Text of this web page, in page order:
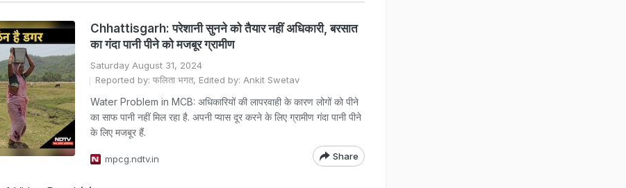
Chhattisgarh: परेशानी सुनने को तैयार नहीं अधिकारी, बरसात
का गंदा पानी पीने को मजबूर ग्रामीण
Saturday August 31, 2024
Reported by: फलिता भगत, Edited by: Ankit Swetav
Water Problem in MCB: अधिकारियों की लापरवाही के कारण लोगों को पीने
का साफ पानी नहीं मिल रहा है. अपनी प्यास दूर करने के लिए ग्रामीण गंदा पानी पीने
के लिए मजबूर हैं.
mpcg.ndtv.in Share